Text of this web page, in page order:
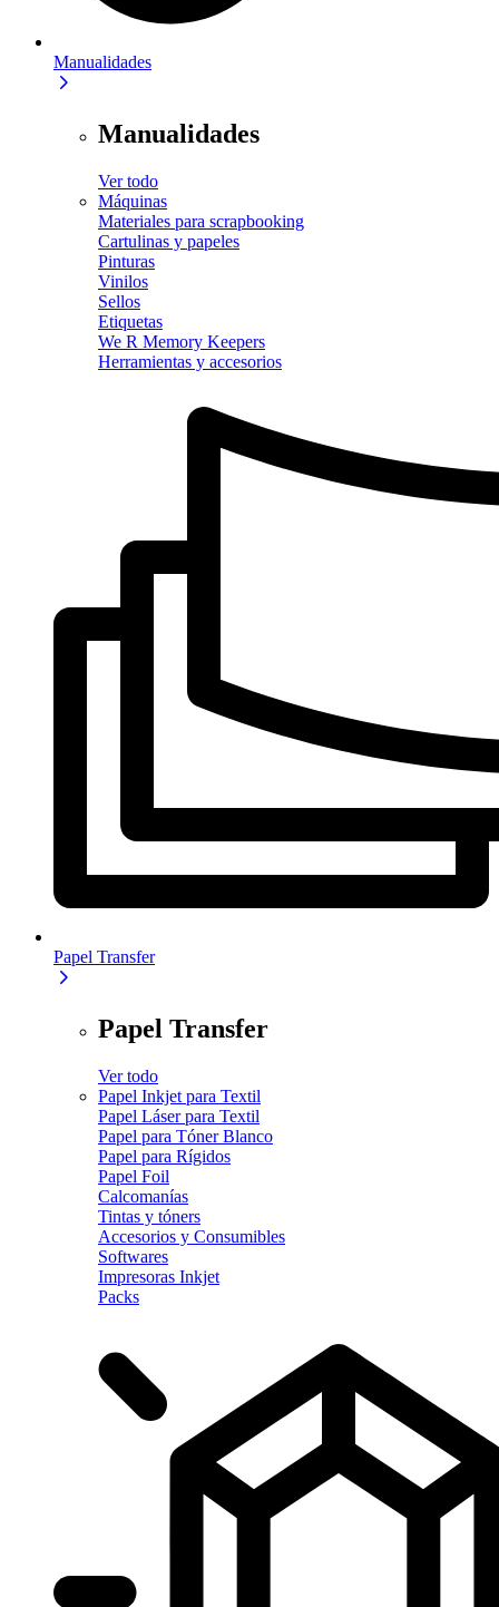
Manualidades
Manualidades
Ver todo
Máquinas
Materiales para scrapbooking
Cartulinas y papeles
Pinturas
Vinilos
Sellos
Etiquetas
We R Memory Keepers
Herramientas y accesorios
Papel Transfer
Papel Transfer
Ver todo
Papel Inkjet para Textil
Papel Láser para Textil
Papel para Tóner Blanco
Papel para Rígidos
Papel Foil
Calcomanías
Tintas y tóners
Accesorios y Consumibles
Softwares
Impresoras Inkjet
Packs